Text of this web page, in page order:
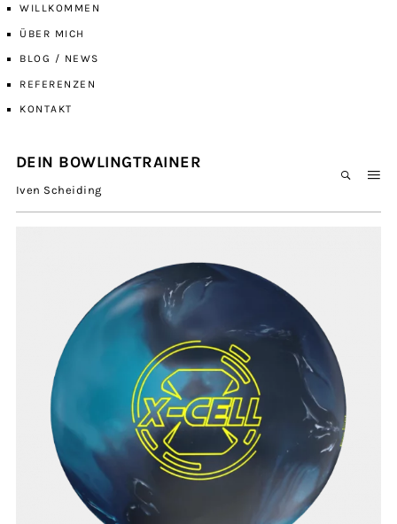
WILLKOMMEN
ÜBER MICH
BLOG / NEWS
REFERENZEN
KONTAKT
DEIN BOWLINGTRAINER
Iven Scheiding